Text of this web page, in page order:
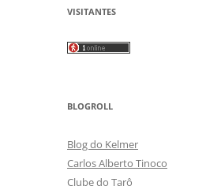
VISITANTES
BLOGROLL
Blog do Kelmer
Carlos Alberto Tinoco
Clube do Tarô